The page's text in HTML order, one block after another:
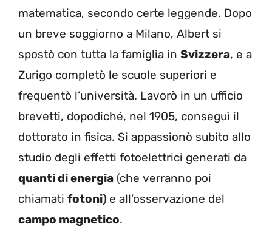
matematica, secondo certe leggende. Dopo
un breve soggiorno a Milano, Albert si
spostò con tutta la famiglia in Svizzera, e a
Zurigo completò le scuole superiori e
frequentò l’università. Lavorò in un ufficio
brevetti, dopodiché, nel 1905, conseguì il
dottorato in fisica. Si appassionò subito allo
studio degli effetti fotoelettrici generati da
quanti di energia (che verranno poi
chiamati fotoni) e all’osservazione del
campo magnetico.